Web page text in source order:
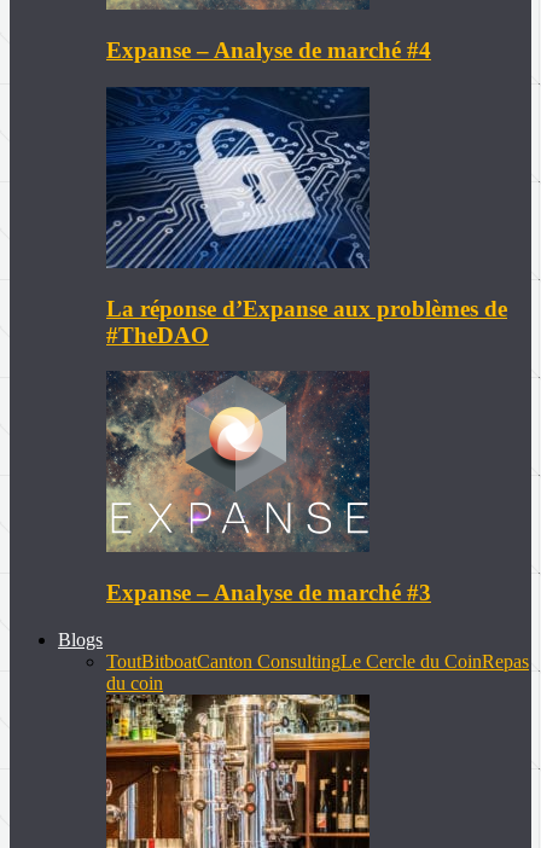
Expanse – Analyse de marché #4
La réponse d’Expanse aux problèmes de
#TheDAO
Expanse – Analyse de marché #3
Blogs
ToutBitboatCanton ConsultingLe Cercle du CoinRepas
du coin